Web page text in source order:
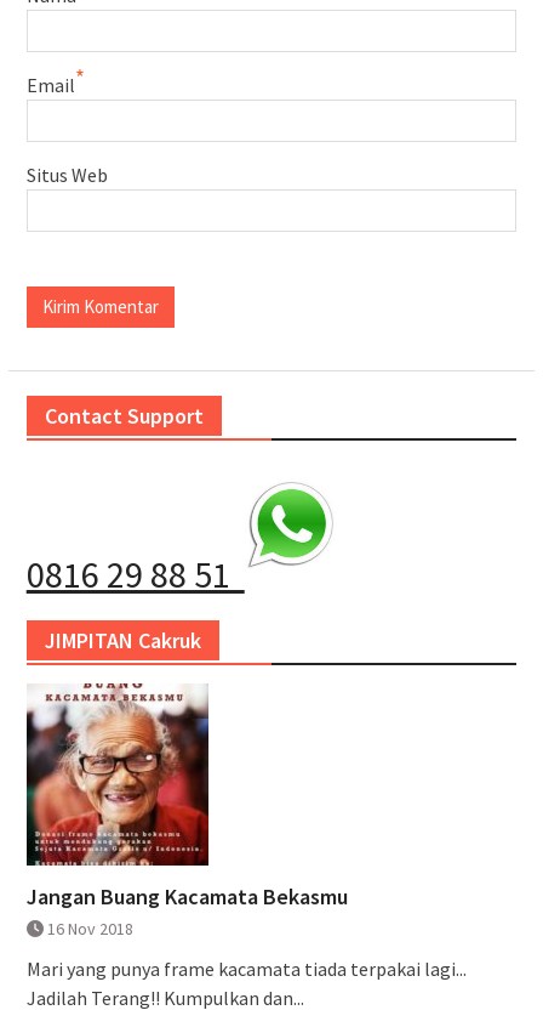
Email*
Situs Web
Contact Support
0816 29 88 51
JIMPITAN Cakruk
Jangan Buang Kacamata Bekasmu
16 Nov 2018
Mari yang punya frame kacamata tiada terpakai lagi...
Jadilah Terang!! Kumpulkan dan...